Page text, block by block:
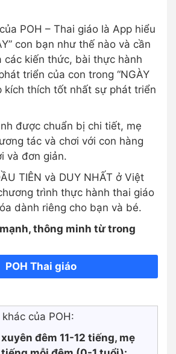
POH – Thai giáo là App hiểu
con bạn như thế nào và cần
các kiến thức, bài thực hành
triển của con trong “NGÀY
kích thích tốt nhất sự phát triển
được chuẩn bị chi tiết, mẹ
tác và chơi với con hàng
và đơn giản.
TIÊN và DUY NHẤT ở Việt
trình thực hành thai giáo
dành riêng cho bạn và bé.
thông minh từ trong
POH Thai giáo
của POH:
đêm 11-12 tiếng, mẹ